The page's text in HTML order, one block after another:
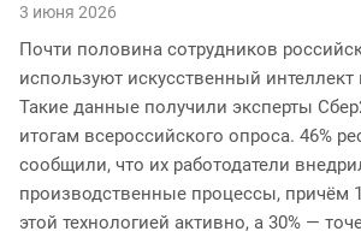
3 июня 2026
Почти половина сотрудников
используют искусственный интеллект
Такие данные получили эксперты
итогам всероссийского опроса. 46%
сообщили, что их работодатели
производственные процессы, причём
этой технологией активно, а 30% —